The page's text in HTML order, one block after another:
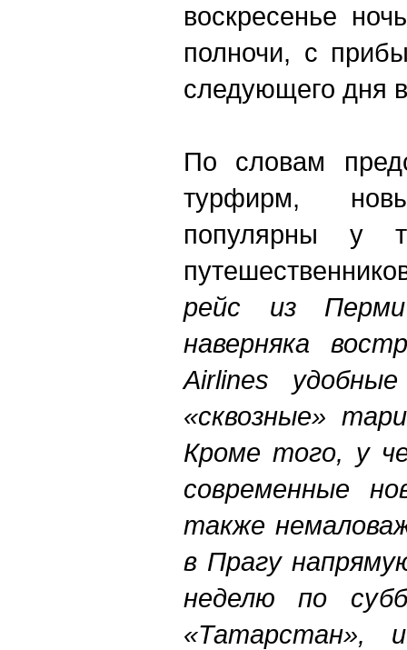
воскресенье
полночи, с
следующего дня
По словам
турфирм,
популярны у
рейс из
наверняка
Airlines
«сквозные»
Кроме того, у
современные
также
в Прагу
неделю по
«Татарстан»,